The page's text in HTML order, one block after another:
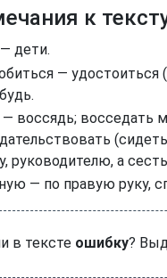
к
дети.
— удостоиться
воссядь; восседать
руководителю, а
— по правую руку,
в тексте ошибку?